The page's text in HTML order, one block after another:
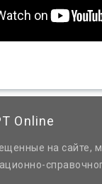
Online
на сайте,